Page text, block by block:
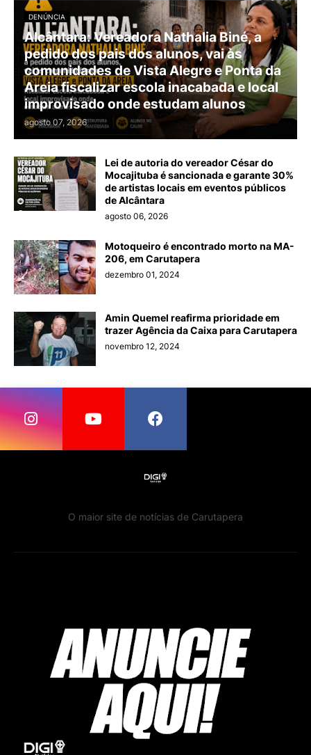
DENÚNCIA
Alcântara: Vereadora Nathalia Biné, a
pedido dos pais dos alunos, vai às
comunidades de Vista Alegre e Ponta da
Areia fiscalizar escola inacabada e local
improvisado onde estudam alunos
agosto 07, 2026
Lei de autoria do vereador César do
Mocajituba é sancionada e garante 30%
de artistas locais em eventos públicos
de Alcântara
agosto 06, 2026
Motoqueiro é encontrado morto na MA-
206, em Carutapera
dezembro 01, 2024
Amin Quemel reafirma prioridade em
trazer Agência da Caixa para Carutapera
novembro 12, 2024
O maior site de notícias de Carutapera